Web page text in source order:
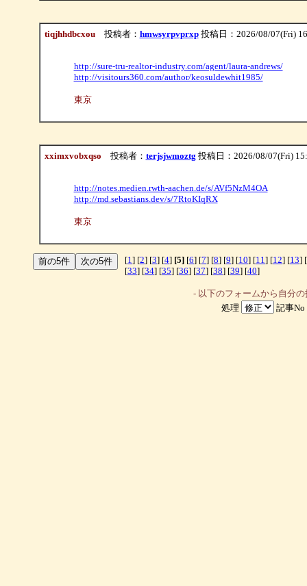
tiqjhhdbcxou投稿者： hmwsyrpvprxp投稿日：2026/08/07(Fri)
http://sure-tru-realtor-industry.com/agent/laura-andrews/
http://visitours360.com/author/keosuldewhit1985/
東京
xximxvobxqso 投稿者： terjsjwmoztg 投稿日：2026/08/07(Fri)
http://notes.medien.rwth-aachen.de/s/AVf5NzM4OA
http://md.sebastians.dev/s/7RtoKIqRX
東京
[1 ] [2] [3] [4] [5] [6] [7] [8] [9] [10] [11 ] [12] [13] [
[33] [34] [35] [36] [37] [38] [39] [40]
- 以下のフォームから自分
処理
記事No